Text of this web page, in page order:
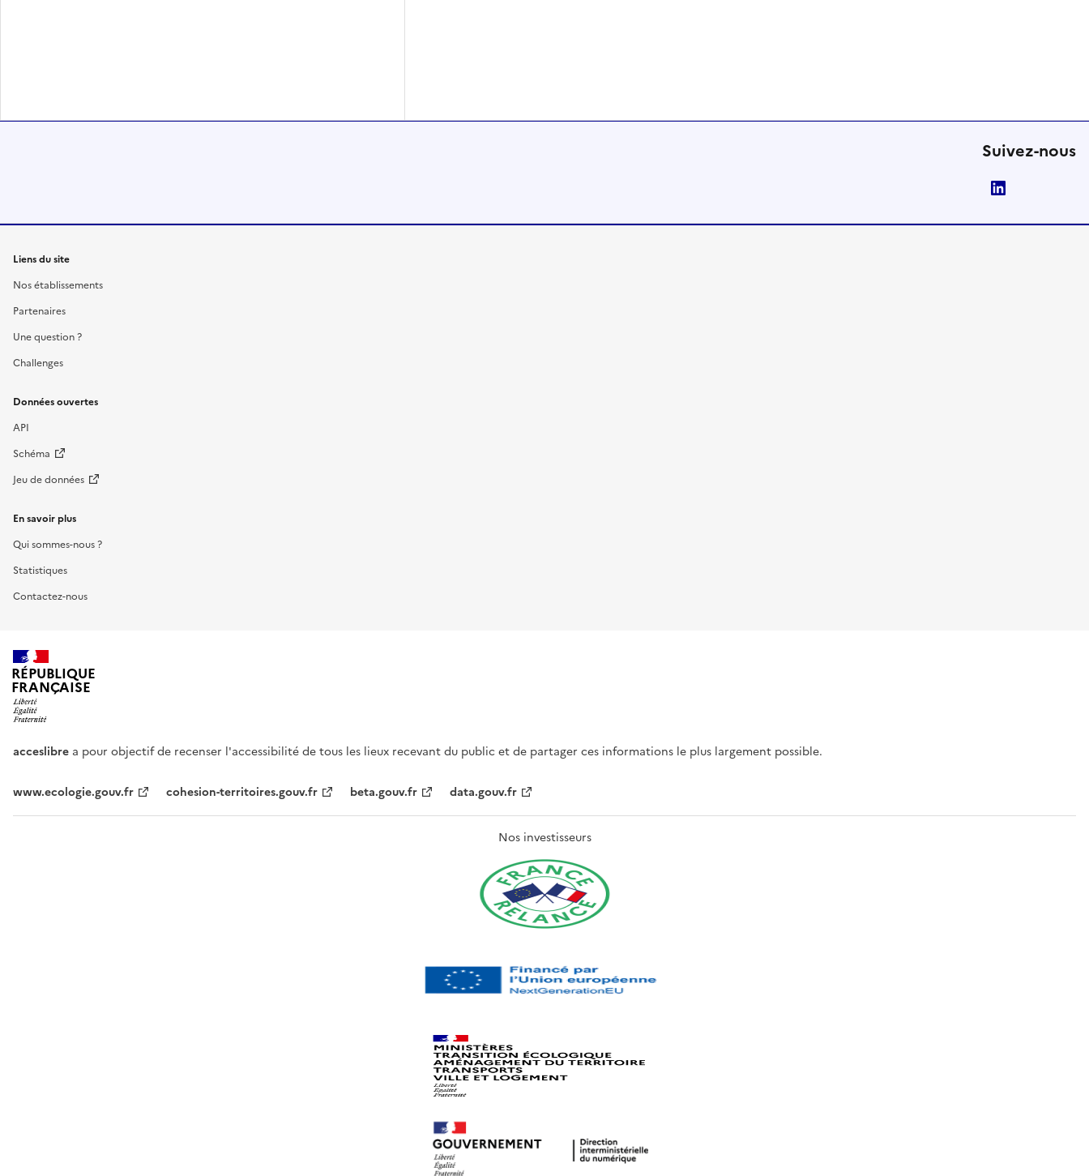
Suivez-nous
Liens du site
Nos établissements
Partenaires
Une question ?
Challenges
Données ouvertes
API
Schéma
Jeu de données
En savoir plus
Qui sommes-nous ?
Statistiques
Contactez-nous
RÉPUBLIQUE
FRANÇAISE
acceslibre a pour objectif de recenser l'accessibilité de tous les lieux recevant du public et de partager ces informations le plus largement possible.
www.ecologie.gouv.fr cohesion-territoires.gouv.fr beta.gouv.fr data.gouv.fr
Nos investisseurs